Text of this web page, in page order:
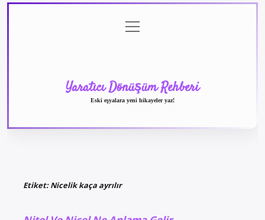
menüyü
aç
Yaratıcı Dönüşüm Rehberi
Eski eşyalara yeni hikayeler yaz!
Etiket:Nicelik kaça ayrılır